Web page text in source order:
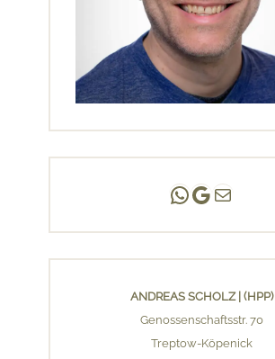
Andreas Scholz | (HPP)
Praxis Adlershof
E-Mail an mich ...
ANDREAS SCHOLZ | (HPP)
Genossenschaftsstr. 70
Treptow-Köpenick